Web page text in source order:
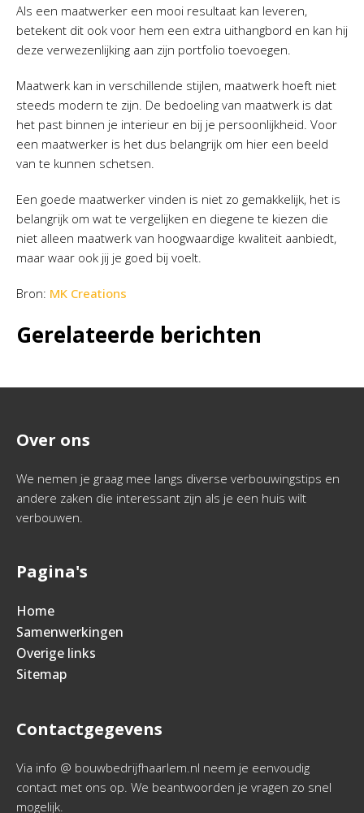
Als een maatwerker een mooi resultaat kan leveren,
betekent dit ook voor hem een extra uithangbord en kan hij
deze verwezenlijking aan zijn portfolio toevoegen.
Maatwerk kan in verschillende stijlen, maatwerk hoeft niet
steeds modern te zijn. De bedoeling van maatwerk is dat
het past binnen je interieur en bij je persoonlijkheid. Voor
een maatwerker is het dus belangrijk om hier een beeld
van te kunnen schetsen.
Een goede maatwerker vinden is niet zo gemakkelijk, het is
belangrijk om wat te vergelijken en diegene te kiezen die
niet alleen maatwerk van hoogwaardige kwaliteit aanbiedt,
maar waar ook jij je goed bij voelt.
Bron: MK Creations
Gerelateerde berichten
Over ons
We nemen je graag mee langs diverse verbouwingstips en
andere zaken die interessant zijn als je een huis wilt
verbouwen.
Pagina's
Home
Samenwerkingen
Overige links
Sitemap
Contactgegevens
Via info @ bouwbedrijfhaarlem.nl neem je eenvoudig
contact met ons op. We beantwoorden je vragen zo snel
mogelijk.